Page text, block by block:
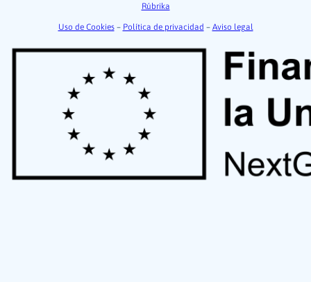
Rúbrika
Uso de Cookies– Política de privacidad – Aviso legal